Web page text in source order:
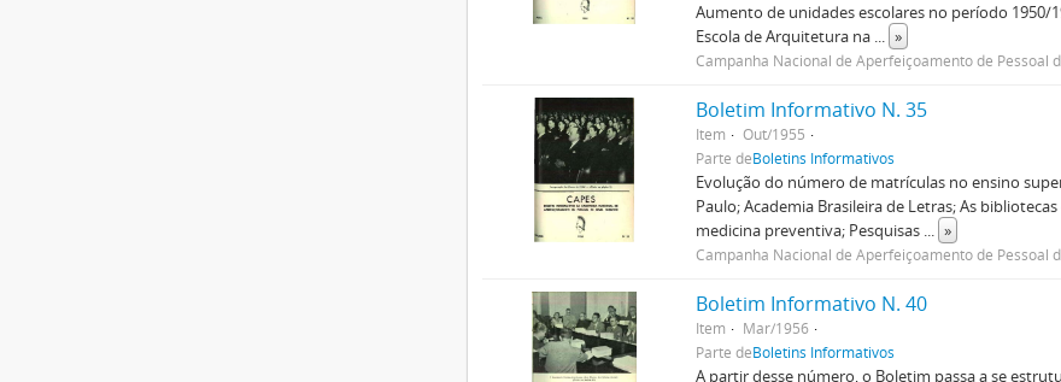
Aumento de unidades escolares no período 1950/
Escola de Arquitetura na ... »
Campanha Nacional de Aperfeiçoamento de Pessoal
Boletim Informativo N. 35
Item
Out/1955
Parte deBoletins Informativos
Evolução do número de matrículas no ensino
Paulo; Academia Brasileira de Letras; As
medicina preventiva; Pesquisas ... »
Campanha Nacional de Aperfeiçoamento de Pessoal
Boletim Informativo N. 40
Item
Mar/1956
Parte deBoletins Informativos
A partir desse número, o Boletim passa a se